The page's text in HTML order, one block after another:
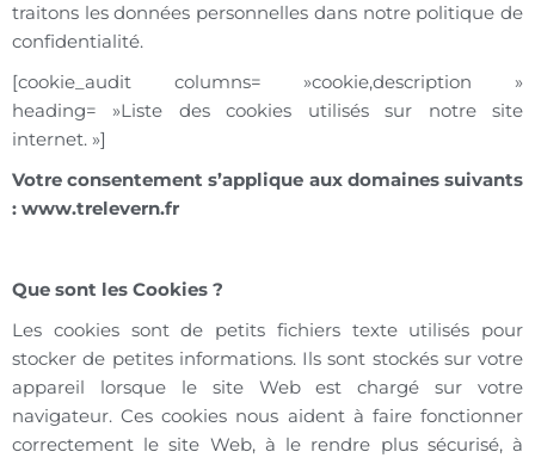
traitons les données personnelles dans notre politique de
confidentialité.
[cookie_audit columns= »cookie,description »
heading= »Liste des cookies utilisés sur notre site
internet. »]
Votre consentement s’applique aux domaines suivants
: www.trelevern.fr
Que sont les Cookies ?
Les cookies sont de petits fichiers texte utilisés pour
stocker de petites informations. Ils sont stockés sur votre
appareil lorsque le site Web est chargé sur votre
navigateur. Ces cookies nous aident à faire fonctionner
correctement le site Web, à le rendre plus sécurisé, à